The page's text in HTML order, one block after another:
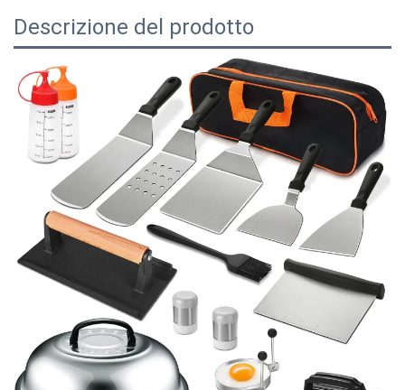
Descrizione del prodotto